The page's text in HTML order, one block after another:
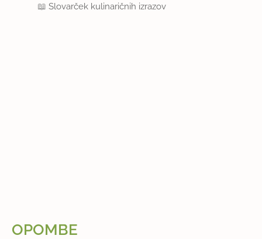
📖Slovarček kulinaričnih izrazov
OPOMBE